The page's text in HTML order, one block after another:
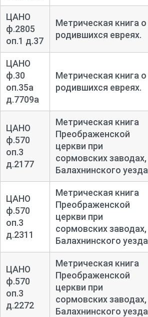
ЦАНО
ф.2805
оп.1 д.37
Метрическая книга о
родившихся евреях.
ЦАНО
ф.30
оп.35а
д.7709а
Метрическая книга о
родившихся евреях.
ЦАНО
ф.570
оп.3
д.2177
Метрическая книга
Преображенской
церкви при
сормовских заводах,
Балахнинского уезда
ЦАНО
ф.570
оп.3
д.2311
Метрическая книга
Преображенской
церкви при
сормовских заводах,
Балахнинского уезда
ЦАНО
ф.570
оп.3
д.2272
Метрическая книга
Преображенской
церкви при
сормовских заводах,
Балахнинского уезда